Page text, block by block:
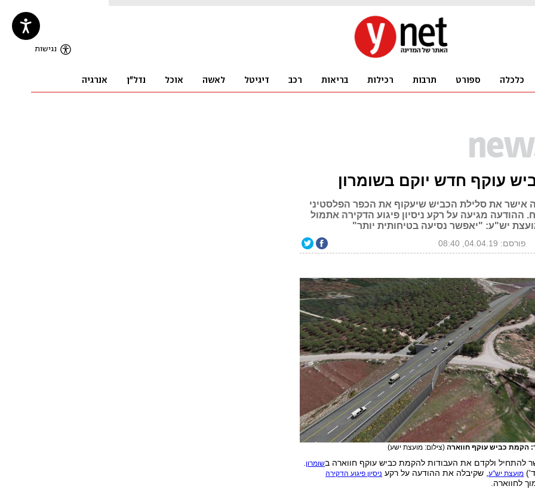
עוקף חדש יוקם בשומרון
את סלילת הכביש שיעקוף את הכפר הפלסטיני
ההודעה מגיעה על רקע ניסיון פיגוע הדקירה אתמול
יש"ע: "יאפשר נסיעה בטיחותית יותר"
פורסם: 04.04.19, 08:40
הקמת כביש עוקף חווארה (צילום: מועצת ישע)
להתחיל ולקדם את העבודות להקמת כביש עוקף חווארה בשומרון
מועצת יש"ע, שקיבלה את ההודעה על רקע ניסיון פיגוע הדקירה
לחווארה.